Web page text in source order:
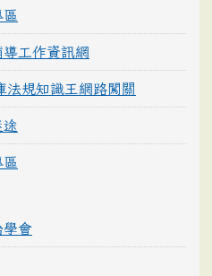
工作資訊網
法規知識王網路闖關
途
學會